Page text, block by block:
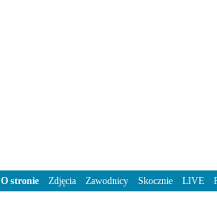
O stronie Zdjęcia Zawodnicy Skocznie LIVE